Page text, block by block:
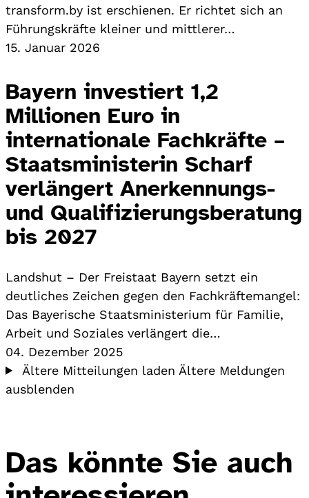
transform.by ist erschienen. Er richtet sich an
Führungskräfte kleiner und mittlerer…
15. Januar 2026
Bayern investiert 1,2
Millionen Euro in
internationale Fachkräfte –
Staatsministerin Scharf
verlängert Anerkennungs-
und Qualifizierungsberatung
bis 2027
Landshut – Der Freistaat Bayern setzt ein
deutliches Zeichen gegen den Fachkräftemangel:
Das Bayerische Staatsministerium für Familie,
Arbeit und Soziales verlängert die…
04. Dezember 2025
Ältere Mitteilungen laden Ältere Meldungen
ausblenden
Das könnte Sie auch